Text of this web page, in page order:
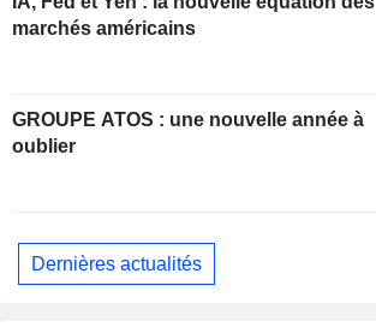
marchés américains
GROUPE ATOS : une nouvelle année à
oublier
Dernières actualités